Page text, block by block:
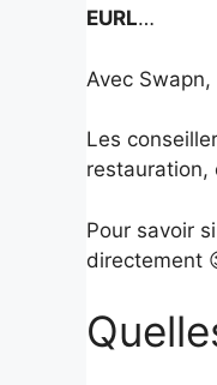
EURL…
Avec
Les
restauration,
Pour savoir
directement